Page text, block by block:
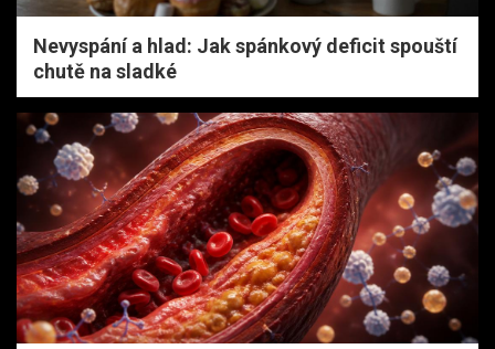
Nevyspání a hlad: Jak spánkový deficit spouští
chutě na sladké